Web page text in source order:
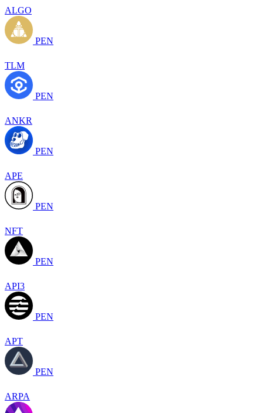
ALGO
PEN
TLM
PEN
ANKR
PEN
APE
PEN
NFT
PEN
API3
PEN
APT
PEN
ARPA